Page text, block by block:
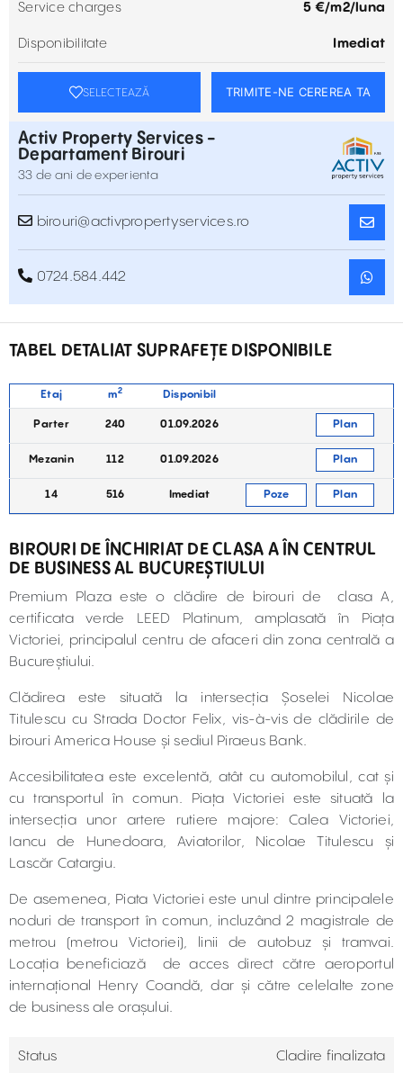
Service charges 5 €/m2/luna
Disponibilitate Imediat
SELECTEAZĂ TRIMITE-NE CEREREA TA
Activ Property Services -
Departament Birouri
33 de ani de experienta
birouri@activpropertyservices.ro
0724.584.442
TABEL DETALIAT SUPRAFEȚE DISPONIBILE
Etaj m2 Disponibil
Parter 240 01.09.2026 Plan
Mezanin 112 01.09.2026 Plan
14 516 Imediat Poze Plan
BIROURI DE ÎNCHIRIAT DE CLASA A ÎN CENTRUL
DE BUSINESS AL BUCUREȘTIULUI
Premium Plaza este o clădire de birouri de clasa A,
certificata verde LEED Platinum, amplasată în Piața
Victoriei, principalul centru de afaceri din zona centrală a
Bucureștiului.
Clădirea este situată la intersecția Șoselei Nicolae
Titulescu cu Strada Doctor Felix, vis-à-vis de clădirile de
birouri America House și sediul Piraeus Bank.
Accesibilitatea este excelentă, atât cu automobilul, cat și
cu transportul în comun. Piața Victoriei este situată la
intersecția unor artere rutiere majore: Calea Victoriei,
Iancu de Hunedoara, Aviatorilor, Nicolae Titulescu și
Lascăr Catargiu.
De asemenea, Piata Victoriei este unul dintre principalele
noduri de transport în comun, incluzând 2 magistrale de
metrou (metrou Victoriei), linii de autobuz și tramvai.
Locația beneficiază de acces direct către aeroportul
internațional Henry Coandă, dar și către celelalte zone
de business ale orașului.
Status Cladire finalizata